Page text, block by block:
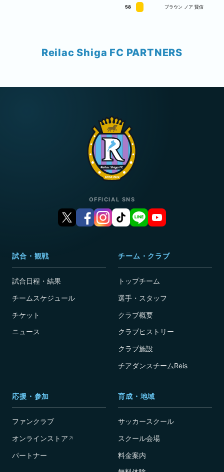
58 ブラウン ノア 賢信
Reilac Shiga FC PARTNERS
OFFICIAL SNS
試合・観戦
試合日程・結果
チームスケジュール
チケット
ニュース
チーム・クラブ
トップチーム
選手・スタッフ
クラブ概要
クラブヒストリー
クラブ施設
チアダンスチームReis
応援・参加
ファンクラブ
オンラインストア ↗
パートナー
育成・地域
サッカースクール
スクール会場
料金案内